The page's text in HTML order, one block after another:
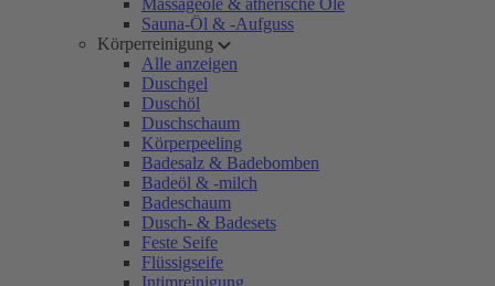
Massageöle & ätherische Öle
Sauna-Öl & -Aufguss
Körperreinigung
Alle anzeigen
Duschgel
Duschöl
Duschschaum
Körperpeeling
Badesalz & Badebomben
Badeöl & -milch
Badeschaum
Dusch- & Badesets
Feste Seife
Flüssigseife
Intimreinigung